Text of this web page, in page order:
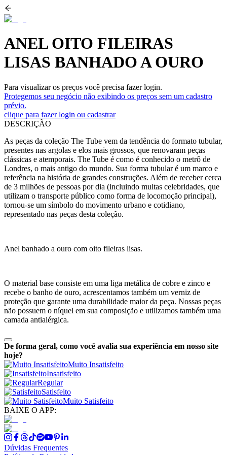
ANEL OITO FILEIRAS
LISAS BANHADO A OURO
Para visualizar os preços você precisa fazer login.
Protegemos seu negócio não exibindo os preços sem um cadastro
prévio.
clique para fazer login ou cadastrar
DESCRIÇÃO
As peças da coleção The Tube vem da tendência do formato tubular,
presentes nas argolas e elos mais grossos, que renovaram peças
clássicas e atemporais. The Tube é como é conhecido o metrô de
Londres, o mais antigo do mundo. Sua forma tubular é um marco e
referência na história de grandes construções. Além de receber cerca
de 3 milhões de pessoas por dia (incluindo muitas celebridades, que
utilizam o transporte público como forma de locomoção principal),
tornou-se um símbolo do movimento urbano e cotidiano,
representado nas peças desta coleção.
Anel banhado a ouro com oito fileiras lisas.
O material base consiste em uma liga metálica de cobre e zinco e
recebe o banho de ouro, acrescentamos também um verniz de
proteção que garante uma durabilidade maior da peça. Nossas peças
não possuem o níquel em sua composição e utilizamos também uma
camada antialérgica.
De forma geral, como você avalia sua experiência em nosso site
hoje?
Muito Insatisfeito
Insatisfeito
Regular
Satisfeito
Muito Satisfeito
BAIXE O APP:
Dúvidas Frequentes